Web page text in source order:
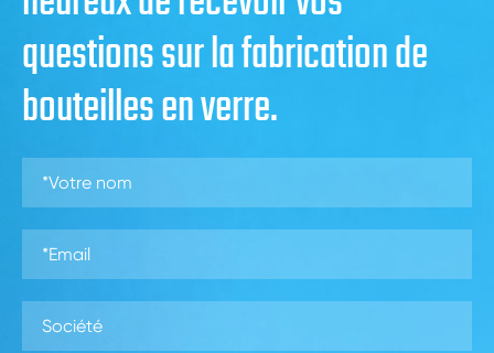
questions sur la fabrication de
bouteilles en verre.